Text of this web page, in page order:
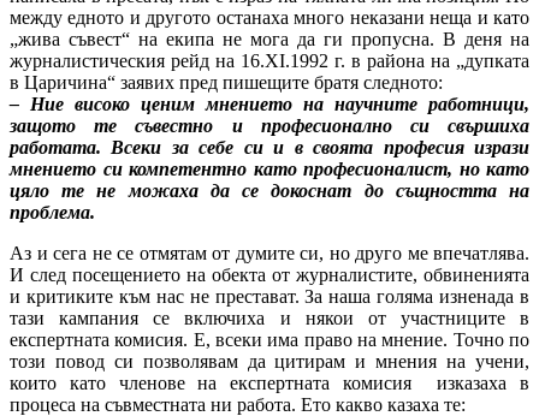
между едното и другото останаха много неказани неща и като
„жива съвест“ на екипа не мога да ги пропусна. В деня на
журналистическия рейд на 16.XI.1992 г. в района на „дупката
в Царичина“ заявих пред пишещите братя следното:
– Ние високо ценим мнението на научните работници,
защото те съвестно и професионално си свършиха
работата. Всеки за себе си и в своята професия изрази
мнението си компетентно като професионалист, но като
цяло те не можаха да се докоснат до същността на
проблема.
Аз и сега не се отмятам от думите си, но друго ме впечатлява.
И след посещението на обекта от журналистите, обвиненията
и критиките към нас не престават. За наша голяма изненада в
тази кампания се включиха и някои от участниците в
експертната комисия. Е, всеки има право на мнение. Точно по
този повод си позволявам да цитирам и мнения на учени,
които като членове на експертната комисия изказаха в
процеса на съвместната ни работа. Ето какво казаха те: